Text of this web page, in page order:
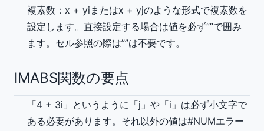
複素数 ：x + yiまたはx + yjのような形式で複素数を
設定します。直接設定する場合は値を必ず””で囲み
ます。セル参照の際は””は不要です。
IMABS関数の要点
「4 + 3i」というように「j」や「i」は必ず小文字で
ある必要があります。それ以外の値は#NUMエラー